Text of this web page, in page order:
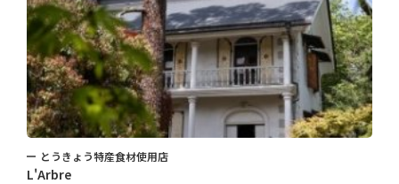
とうきょう特産食材使用店
L'Arbre